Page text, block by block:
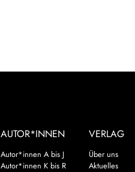
AUTOR*INNEN
Autor*innen A bis J
Autor*innen K bis R
VERLAG
Über uns
Aktuelles